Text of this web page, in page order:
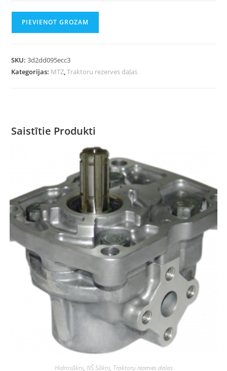
PIEVIENOT GROZAM
SKU:3d2dd095ecc3
Kategorijas: MTZ,Traktoru rezerves daļas
Saistītie Produkti
Hidrosūkņi, NŠ Sūkņi, Traktoru rezerves daļas